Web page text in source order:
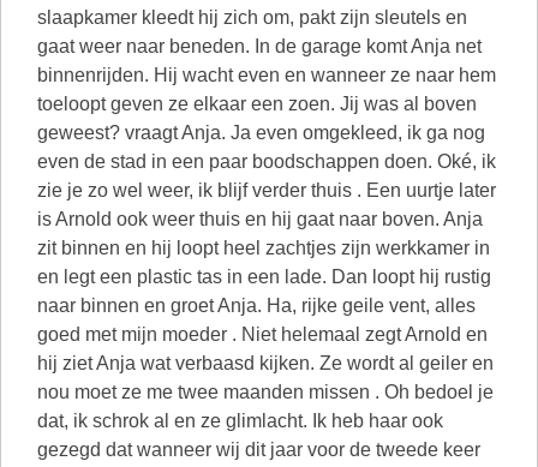
slaapkamer kleedt hij zich om, pakt zijn sleutels en
gaat weer naar beneden. In de garage komt Anja net
binnenrijden. Hij wacht even en wanneer ze naar hem
toeloopt geven ze elkaar een zoen. Jij was al boven
geweest? vraagt Anja. Ja even omgekleed, ik ga nog
even de stad in een paar boodschappen doen. Oké, ik
zie je zo wel weer, ik blijf verder thuis . Een uurtje later
is Arnold ook weer thuis en hij gaat naar boven. Anja
zit binnen en hij loopt heel zachtjes zijn werkkamer in
en legt een plastic tas in een lade. Dan loopt hij rustig
naar binnen en groet Anja. Ha, rijke geile vent, alles
goed met mijn moeder . Niet helemaal zegt Arnold en
hij ziet Anja wat verbaasd kijken. Ze wordt al geiler en
nou moet ze me twee maanden missen . Oh bedoel je
dat, ik schrok al en ze glimlacht. Ik heb haar ook
gezegd dat wanneer wij dit jaar voor de tweede keer